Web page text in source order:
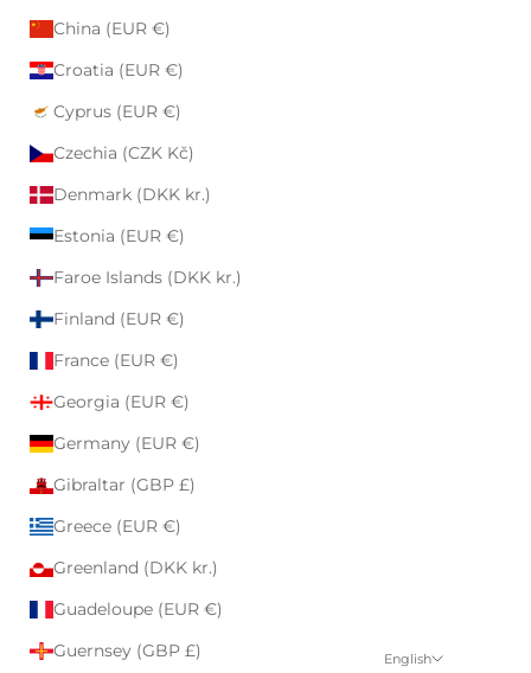
China (EUR €)
Croatia (EUR €)
Cyprus (EUR €)
Czechia (CZK Kč)
Denmark (DKK kr.)
Estonia (EUR €)
Faroe Islands (DKK kr.)
Finland (EUR €)
France (EUR €)
Georgia (EUR €)
Germany (EUR €)
Gibraltar (GBP £)
Greece (EUR €)
Greenland (DKK kr.)
Guadeloupe (EUR €)
Guernsey (GBP £)
English